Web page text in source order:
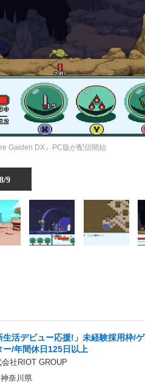
Gaiden DX』PC版が配信開始
8/9
生活デビュー応援!」未経験採用枠/
ー/年間休日125日以上
会社RIOT GROUP
神奈川県